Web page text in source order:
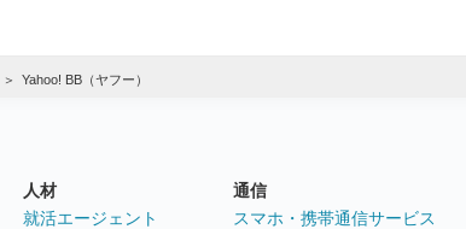
Yahoo! BB（ヤフー）
人材
就活エージェント
通信
スマホ・携帯通信サービス